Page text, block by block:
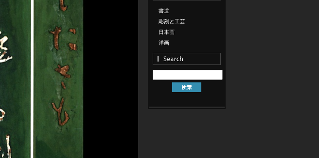
書道
彫刻と工芸
日本画
洋画